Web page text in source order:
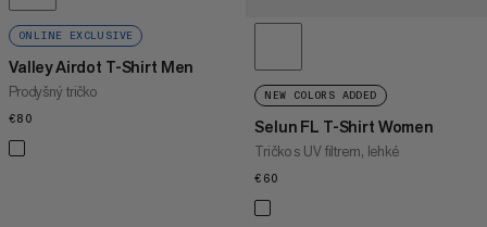
ONLINE EXCLUSIVE
Valley Airdot T-Shirt Men
Prodyšný tričko
€80
NEW COLORS ADDED
Selun FL T-Shirt Women
Tričko s UV filtrem, lehké
€60